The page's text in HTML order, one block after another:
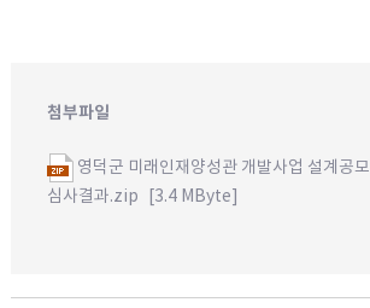
첨부파일
영덕군 미래인재양성관 개발사업 설계공모
심사결과.zip [3.4 MByte]